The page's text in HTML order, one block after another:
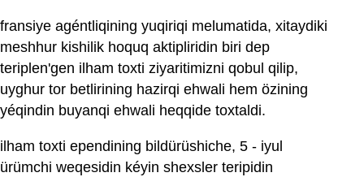
fransiye agéntliqining yuqiriqi melumatida, xitaydiki
meshhur kishilik hoquq aktipliridin biri dep
teriplen'gen ilham toxti ziyaritimizni qobul qilip,
uyghur tor betlirining hazirqi ehwali hem özining
yéqindin buyanqi ehwali heqqide toxtaldi.
ilham toxti ependining bildürüshiche, 5 - iyul
ürümchi weqesidin kéyin shexsler teripidin